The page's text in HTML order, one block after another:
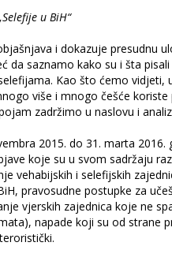
u BiH“
i dokazuje presudnu
da saznamo kako su i šta
Kao što ćemo vidjeti,
više i mnogo češće
zadržimo u naslovu i
2015. do 31. marta 2016.
koje su u svom sadržaju
vehabijskih i selefijskih
pravosudne postupke za
vjerskih zajednica koje ne
napade koji su od strane